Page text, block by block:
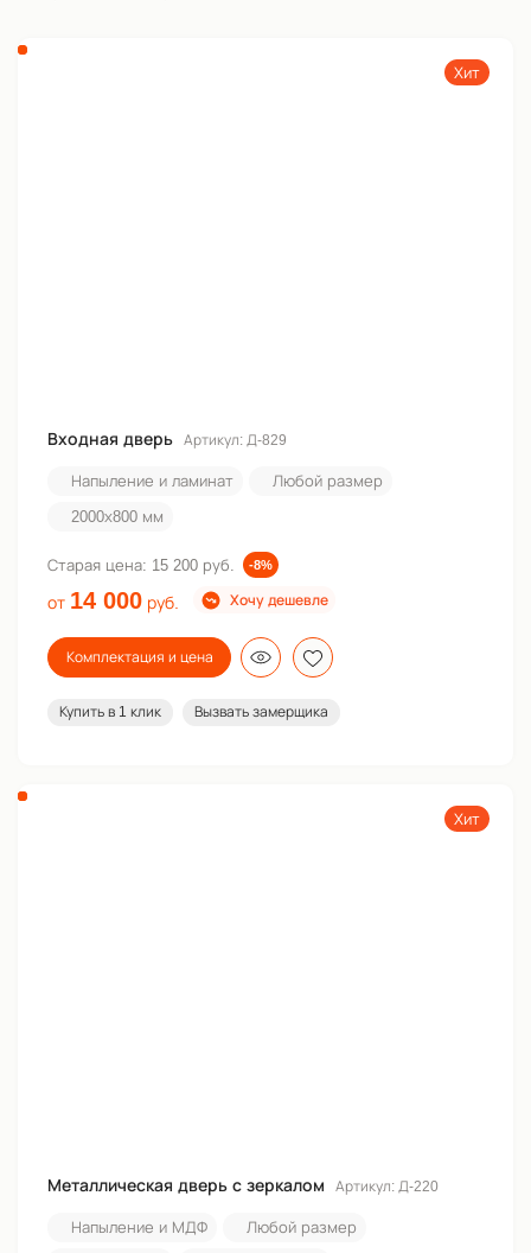
Хит
Входная дверь Артикул: Д-829
Напыление и ламинат
Любой размер
2000х800 мм
Старая цена: 15 200 руб. -8%
от 14 000 руб. Хочу дешевле
Комплектация и цена
Купить в 1 клик Вызвать замерщика
Хит
Металлическая дверь с зеркалом Артикул: Д-220
Напыление и МДФ
Любой размер